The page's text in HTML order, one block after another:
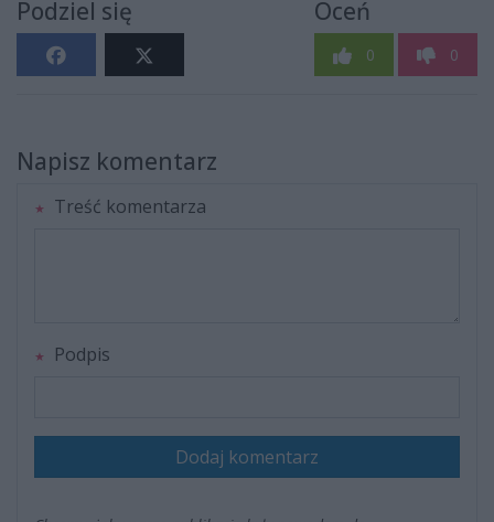
Podziel się Oceń
0 0
Napisz komentarz
Treść komentarza
Podpis
Dodaj komentarz